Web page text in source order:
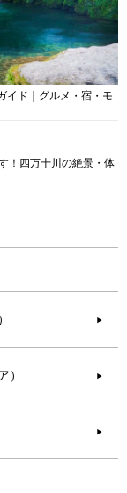
イド｜グルメ・宿・モ
！四万十川の絶景・体
▶︎
） ▶︎
▶︎